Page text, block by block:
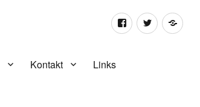
FacebookTwitter
Kontakt
Links